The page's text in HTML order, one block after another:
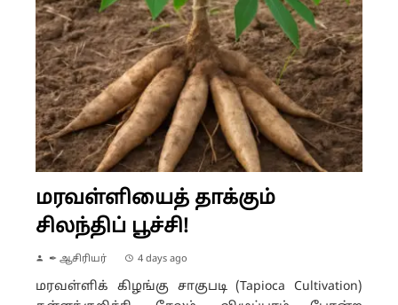
மரவள்ளியைத் தாக்கும்
சிலந்திப் பூச்சி!
✒ ஆசிரியர் 4 days ago
மரவள்ளிக் கிழங்கு சாகுபடி (Tapioca Cultivation)